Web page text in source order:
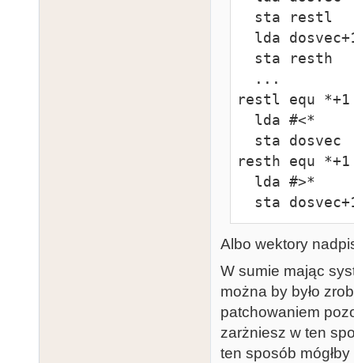
restl equ *+1
resth equ *+1
sta
Albo wektory
W sumie mając
można by było
patchowaniem
zarżniesz w ten
ten sposób